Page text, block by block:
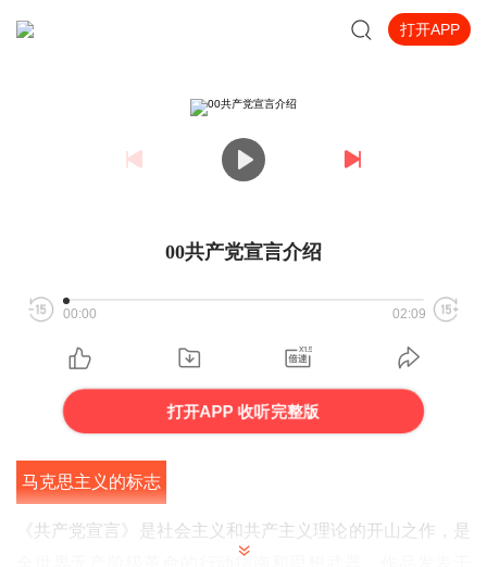
打开APP
00共产党宣言介绍
00:00 02:09
打开APP 收听完整版
马克思主义的标志
《共产党宣言》是社会主义和共产主义理论的开山之作，是